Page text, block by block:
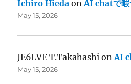
Ichiro Hieda onAI chatで暇
May 15, 2026
JE6LVE T.Takahashi onAI
May 15, 2026